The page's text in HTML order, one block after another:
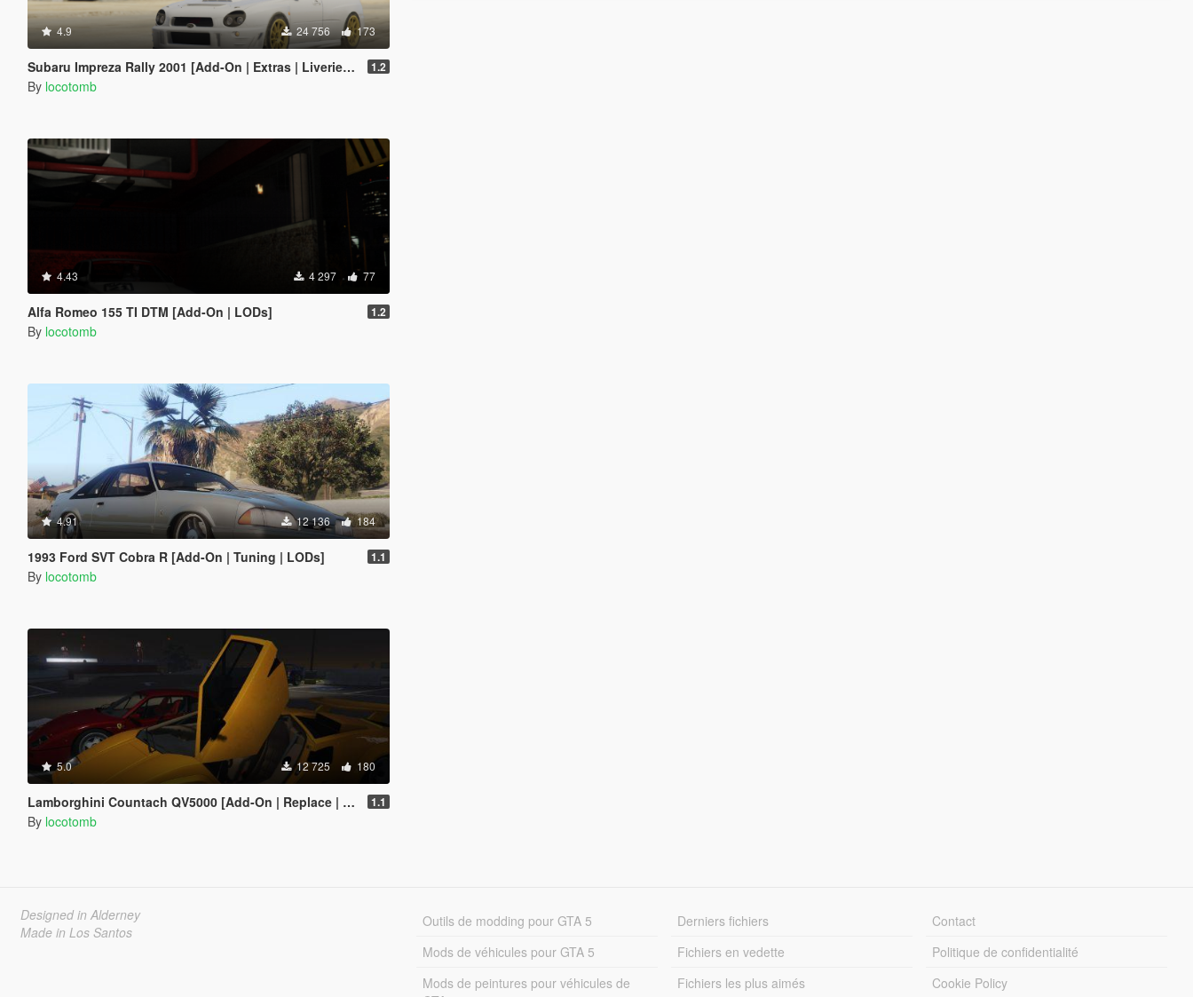
4.9 24 756 173
Subaru Impreza Rally 2001 [Add-On | Extras | Liveries | LODs] 1.2
By locotomb
4.43 4 297 77
Alfa Romeo 155 TI DTM [Add-On | LODs] 1.2
By locotomb
4.91 12 136 184
1993 Ford SVT Cobra R [Add-On | Tuning | LODs] 1.1
By locotomb
5.0 12 725 180
Lamborghini Countach QV5000 [Add-On | Replace | Tuning | LODs] 1.1
By locotomb
Designed in Alderney
Made in Los Santos
Outils de modding pour GTA 5
Mods de véhicules pour GTA 5
Mods de peintures pour véhicules de
Derniers fichiers
Fichiers en vedette
Fichiers les plus aimés
Contact
Politique de confidentialité
Cookie Policy